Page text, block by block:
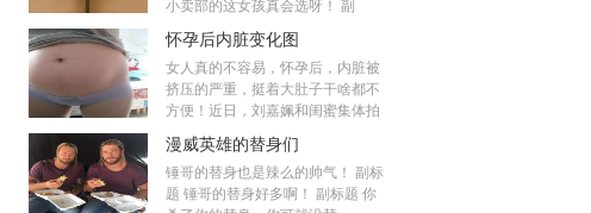
小卖部的这女孩真会选呀！ 副
怀孕后内脏变化图
女人真的不容易，怀孕后，内脏被
挤压的严重，挺着大肚子干啥都不
方便！近日，刘嘉姵和闺蜜集体拍
漫威英雄的替身们
锤哥的替身也是辣么的帅气！ 副标
题 锤哥的替身好多啊！ 副标题 你